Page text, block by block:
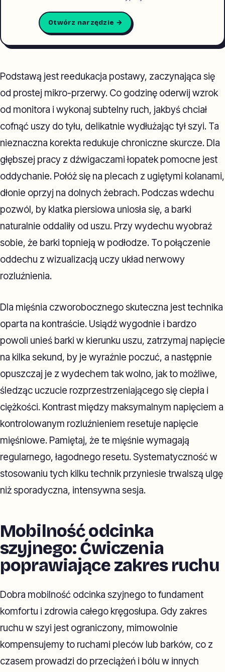
Otwórz narzędzie →
Podstawą jest reedukacja postawy, zaczynająca się
od prostej mikro-przerwy. Co godzinę oderwij wzrok
od monitora i wykonaj subtelny ruch, jakbyś chciał
cofnąć uszy do tyłu, delikatnie wydłużając tył szyi. Ta
nieznaczna korekta redukuje chroniczne skurcze. Dla
głębszej pracy z dźwigaczami łopatek pomocne jest
oddychanie. Połóż się na plecach z ugiętymi kolanami,
dłonie oprzyj na dolnych żebrach. Podczas wdechu
pozwól, by klatka piersiowa uniosła się, a barki
naturalnie oddaliły od uszu. Przy wydechu wyobraź
sobie, że barki topnieją w podłodze. To połączenie
oddechu z wizualizacją uczy układ nerwowy
rozluźnienia.
Dla mięśnia czworobocznego skuteczna jest technika
oparta na kontraście. Usiądź wygodnie i bardzo
powoli unieś barki w kierunku uszu, zatrzymaj napięcie
na kilka sekund, by je wyraźnie poczuć, a następnie
opuszczaj je z wydechem tak wolno, jak to możliwe,
śledząc uczucie rozprzestrzeniającego się ciepła i
ciężkości. Kontrast między maksymalnym napięciem a
kontrolowanym rozluźnieniem resetuje napięcie
mięśniowe. Pamiętaj, że te mięśnie wymagają
regularnego, łagodnego resetu. Systematyczność w
stosowaniu tych kilku technik przyniesie trwalszą ulgę
niż sporadyczna, intensywna sesja.
Mobilność odcinka
szyjnego: Ćwiczenia
poprawiające zakres ruchu
Dobra mobilność odcinka szyjnego to fundament
komfortu i zdrowia całego kręgosłupa. Gdy zakres
ruchu w szyi jest ograniczony, mimowolnie
kompensujemy to ruchami pleców lub barków, co z
czasem prowadzi do przeciążeń i bólu w innych